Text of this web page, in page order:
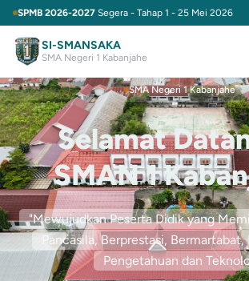
SPMB 2026-2027 Segera - Tahap 1 - 25 Mei 2026
SI-SMANSAKA
SMA Negeri 1 Kabanjahe
SMA Negeri 1 Kabanjahe
Selamat
SMAN 1
"Mewujudkan Peserta Didik yang
Pancasila, Berprestasi,
Pengetahuan dan